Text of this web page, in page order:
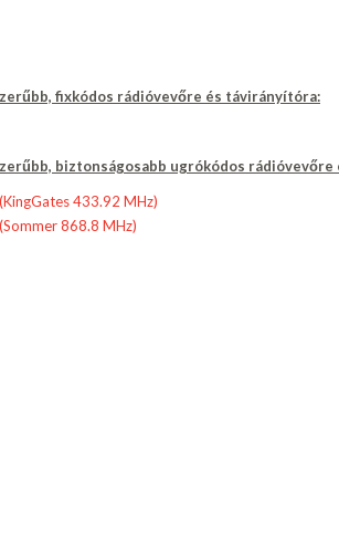
fixkódos rádióvevőre és távirányítóra:
biztonságosabb ugrókódos
433.92 MHz)
868.8 MHz)